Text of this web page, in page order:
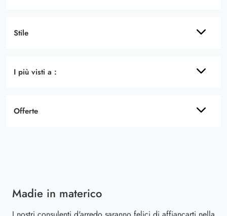
Stile
I più visti a :
Offerte
Madie in materico